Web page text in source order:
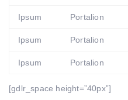
Ipsum Portalion
Ipsum Portalion
Ipsum Portalion
[gdlr_space height=”40px”]